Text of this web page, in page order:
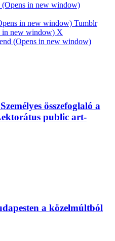
(Opens in new window)
in new window) Tumblr
in new window) X
(Opens in new window)
összefoglaló a
public art-
a közelmúltból